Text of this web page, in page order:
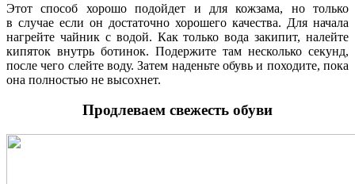
Этот способ хорошо подойдет и для кожзама, но только
в случае если он достаточно хорошего качества. Для начала
нагрейте чайник с водой. Как только вода закипит, налейте
кипяток внутрь ботинок. Подержите там несколько секунд,
после чего слейте воду. Затем наденьте обувь и походите, пока
она полностью не высохнет.
Продлеваем свежесть обуви